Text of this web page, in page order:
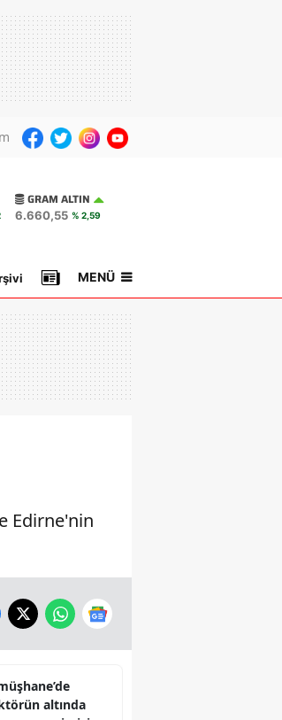
GRAM ALTIN
6.660,55 % 2,59
Gazete Manşetleri
MENÜ
Edirne'nin
altında